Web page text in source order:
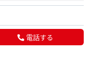
電話する